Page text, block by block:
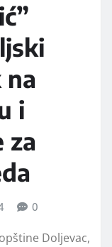
na
i
za
0
Doljevac,